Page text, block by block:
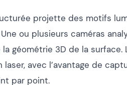
projette des motifs
ou plusieurs caméras
géométrie 3D de la
avec l’avantage de
par point.